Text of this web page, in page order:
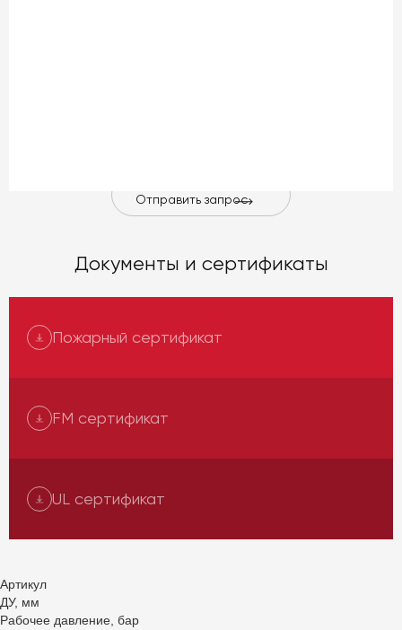
Отправить запрос
Документы и сертификаты
Пожарный сертификат
FM сертификат
UL сертификат
Артикул
ДУ, мм
Рабочее давление, бар